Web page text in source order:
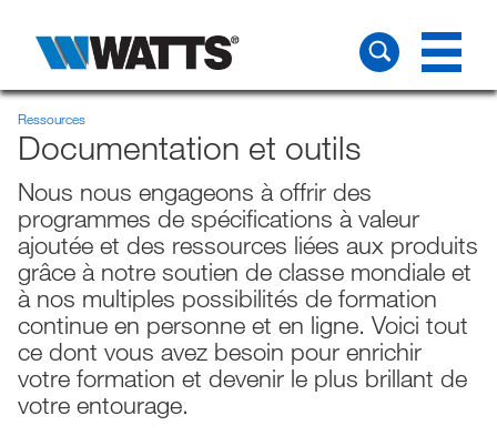
Ressources
Documentation et outils
Nous nous engageons à offrir des
programmes de spécifications à valeur
ajoutée et des ressources liées aux produits
grâce à notre soutien de classe mondiale et
à nos multiples possibilités de formation
continue en personne et en ligne. Voici tout
ce dont vous avez besoin pour enrichir
votre formation et devenir le plus brillant de
votre entourage.